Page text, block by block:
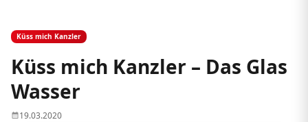
Küss mich Kanzler
Küss mich Kanzler – Das Glas
Wasser
19.03.2020